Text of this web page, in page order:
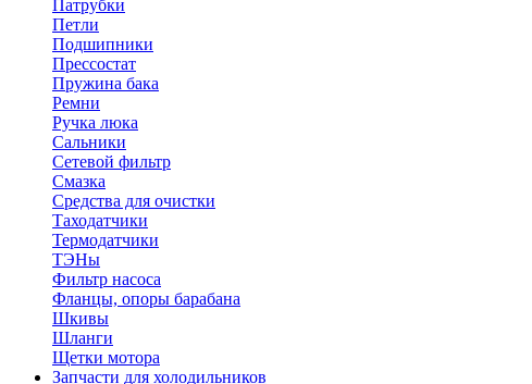
Патрубки
Петли
Подшипники
Прессостат
Пружина бака
Ремни
Ручка люка
Сальники
Сетевой фильтр
Смазка
Средства для очистки
Таходатчики
Термодатчики
ТЭНы
Фильтр насоса
Фланцы, опоры барабана
Шкивы
Шланги
Щетки мотора
Запчасти для холодильников